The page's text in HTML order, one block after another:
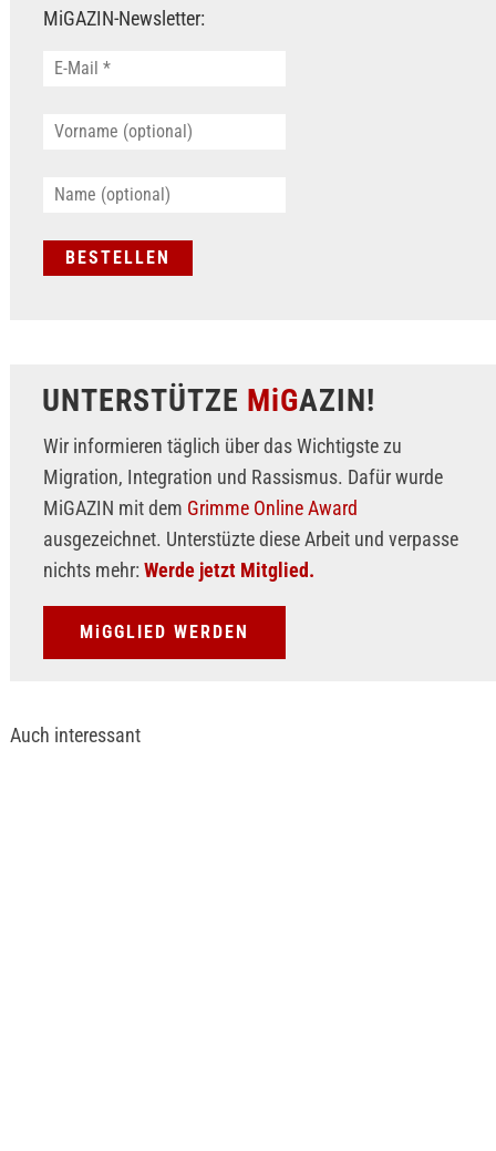
MiGAZIN-Newsletter:
UNTERSTÜTZE MiGAZIN!
Wir informieren täglich über das Wichtigste zu
Migration, Integration und Rassismus. Dafür wurde
MiGAZIN mit dem Grimme Online Award
ausgezeichnet. Unterstüzte diese Arbeit und verpasse
nichts mehr: Werde jetzt Mitglied.
MiGGLIED WERDEN
Auch interessant